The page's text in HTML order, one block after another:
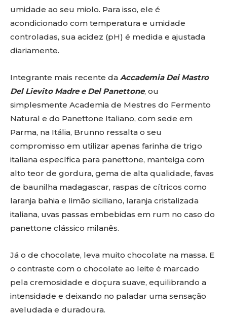
umidade ao seu miolo. Para isso, ele é
acondicionado com temperatura e umidade
controladas, sua acidez (pH) é medida e ajustada
diariamente.
Integrante mais recente da Accademia Dei Mastro
Del Lievito Madre e Del Panettone, ou
simplesmente Academia de Mestres do Fermento
Natural e do Panettone Italiano, com sede em
Parma, na Itália, Brunno ressalta o seu
compromisso em utilizar apenas farinha de trigo
italiana específica para panettone, manteiga com
alto teor de gordura, gema de alta qualidade, favas
de baunilha madagascar, raspas de cítricos como
laranja bahia e limão siciliano, laranja cristalizada
italiana, uvas passas embebidas em rum no caso do
panettone clássico milanês.
Já o de chocolate, leva muito chocolate na massa. E
o contraste com o chocolate ao leite é marcado
pela cremosidade e doçura suave, equilibrando a
intensidade e deixando no paladar uma sensação
aveludada e duradoura.